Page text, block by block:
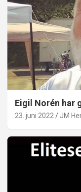
Eigil Norén har
23. juni 2022 JM